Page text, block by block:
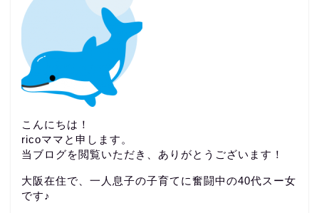
こんにちは！
ricoママと申します。
当ブログを閲覧いただき、ありがとうございます！
大阪在住で、一人息子の子育てに奮闘中の40代スー女
です♪